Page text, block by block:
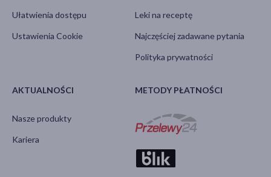
Ułatwienia dostępu
Ustawienia Cookie
Leki na receptę
Najczęściej zadawane pytania
Polityka prywatności
AKTUALNOŚCI
Nasze produkty
Kariera
METODY PŁATNOŚCI